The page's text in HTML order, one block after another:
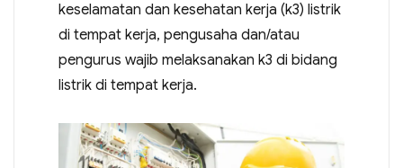
keselamatan dan kesehatan kerja (k3) listrik
di tempat kerja, pengusaha dan/atau
pengurus wajib melaksanakan k3 di bidang
listrik di tempat kerja.